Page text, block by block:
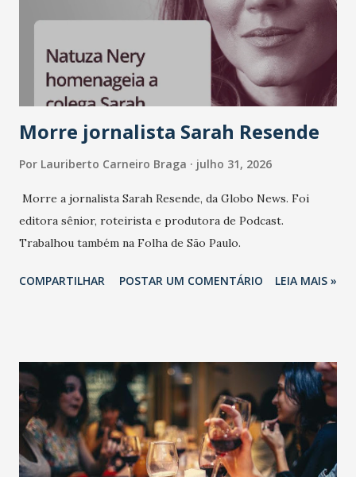
sempre existiu para dar palco a quem constrói com
consistência, e nesta edição isso fica ainda mais claro.
Vamos reforçar que ser genuíno sustenta a confiança entre
marcas, pessoas e mercado", afirma Tamires So...
Morre jornalista Sarah Resende
Por Lauriberto Carneiro Braga julho 31, 2026
Morre a jornalista Sarah Resende, da Globo News. Foi
editora sênior, roteirista e produtora de Podcast.
Trabalhou também na Folha de São Paulo.
COMPARTILHAR POSTAR UM COMENTÁRIO LEIA MAIS »